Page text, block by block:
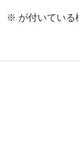
※ が付いている